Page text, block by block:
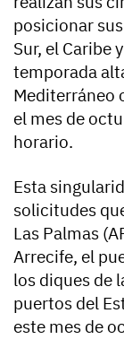
posicionar
Sur, el Caribe
temporada
Mediterráneo
el mes de
horario.
Esta
solicitudes
Las Palmas
Arrecife, el
los diques de
puertos del
este mes de